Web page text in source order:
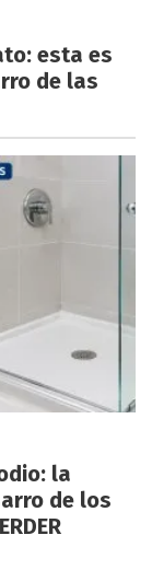
esta es
de las
la
de los